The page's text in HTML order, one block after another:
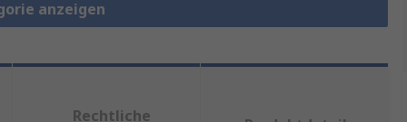
anzeigen
Rechtliche